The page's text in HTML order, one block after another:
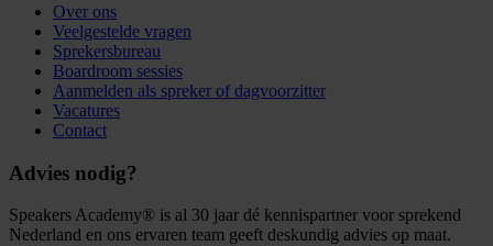
Over ons
Veelgestelde vragen
Sprekersbureau
Boardroom sessies
Aanmelden als spreker of dagvoorzitter
Vacatures
Contact
Advies nodig?
Speakers Academy® is al 30 jaar dé kennispartner voor sprekend
Nederland en ons ervaren team geeft deskundig advies op maat.